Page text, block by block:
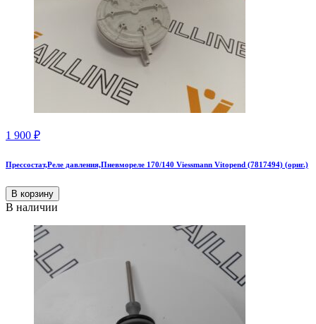
1 900 ₽
Прессостат,Реле давления,Пневмореле 170/140 Viessmann Vitopend (7817494) (ориг.)
В корзину
В наличии